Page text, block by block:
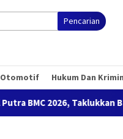
Pencarian
Otomotif Hukum Dan
BMC 2026, Taklukkan